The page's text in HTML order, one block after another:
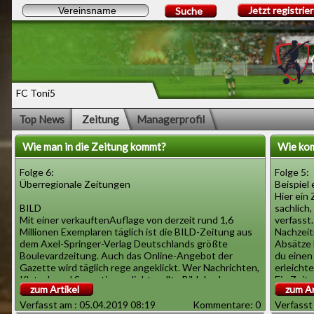
FC Toni5
Suche Jetzt
Top News Zeitung Managerprofil
Wie man in die Zeitung kommt?
Folge 6:
Überregionale Zeitungen
BILD
Mit einer verkauftenAuflage von derzeit rund 1,6
Millionen Exemplaren täglich ist die BILD-Zeitung aus
dem Axel-Springer-Verlag Deutschlands größte
Boulevardzeitung. Auch das Online-Angebot der
Gazette wird täglich rege angeklickt. Wer Nachrichten,
Klatsch und Sensationen liebt, sollte Bild.de als
Lesezeichen markieren.
zum Artikel
Verfasst am : 05.04.2019 08:19
Kommentare: 0
Wie
Folge 5:
Beispiel
Hier ein
Absätze
du
Ein
zum
Verfasst